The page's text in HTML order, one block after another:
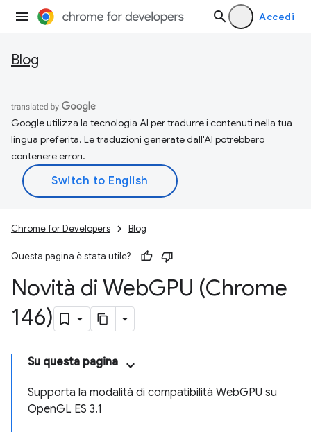
Accedi
Blog
Google utilizza la tecnologia AI per tradurre i contenuti nella tua
lingua preferita. Le traduzioni generate dall'AI potrebbero
contenere errori.
Chrome for Developers Blog
Questa pagina è stata utile?
Novità di WebGPU (Chrome
146)
Su questa pagina
Supporta la modalità di compatibilità WebGPU su
OpenGL ES 3.1